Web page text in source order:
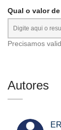
Qual o valor de
Precisamos
Autores